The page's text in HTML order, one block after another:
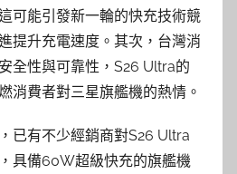
可能引發新一輪的快充技術競
提升充電速度。其次，台灣消
全性與可靠性，S26 Ultra的
消費者對三星旗艦機的熱情。
已有不少經銷商對S26 Ultra
具備60W超級快充的旗艦機